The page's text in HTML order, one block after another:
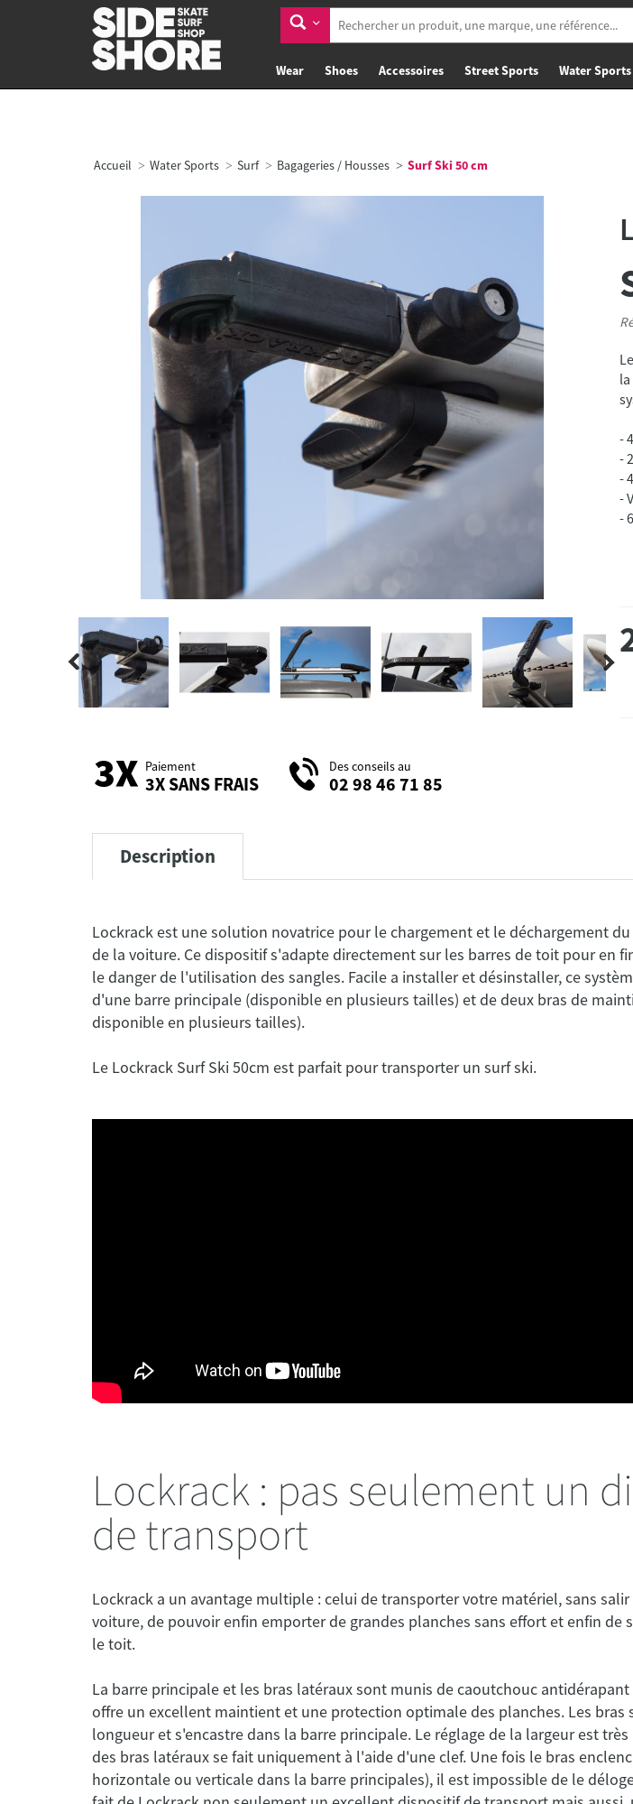
Wear Shoes Accessoires Street Sports Water Sports
Accueil Water Sports Surf Bagageries / Housses Surf Ski 50 cm
Paiement
3X SANS FRAIS
Des conseils au
02 98 46 71 85
-
-
-
-
-
Description
Lockrack est une solution novatrice pour le chargement et le déchargement
de la voiture. Ce dispositif s'adapte directement sur les barres de toit pour en
le danger de l'utilisation des sangles. Facile a installer et désinstaller, ce
d'une barre principale (disponible en plusieurs tailles) et de deux bras de
disponible en plusieurs tailles).
Le Lockrack Surf Ski 50cm est parfait pour transporter un surf ski.
Lockrack : pas seulement un
de transport
Lockrack a un avantage multiple : celui de transporter votre matériel, sans
voiture, de pouvoir enfin emporter de grandes planches sans effort et enfin de
le toit.
La barre principale et les bras latéraux sont munis de caoutchouc antidérapant
offre un excellent maintient et une protection optimale des planches. Les bras
longueur et s'encastre dans la barre principale. Le réglage de la largeur est
des bras latéraux se fait uniquement à l'aide d'une clef. Une fois le bras
horizontale ou verticale dans la barre principales), il est impossible de le
de surf - 4 Planches avec Roulettes
Db